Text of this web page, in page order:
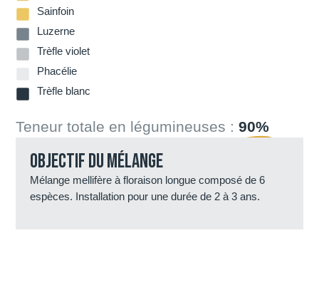
Sainfoin
Luzerne
Trèfle violet
Phacélie
Trèfle blanc
Teneur totale en légumineuses : 90%
Objectif du mélange
Mélange mellifère à floraison longue composé de 6
espèces. Installation pour une durée de 2 à 3 ans.